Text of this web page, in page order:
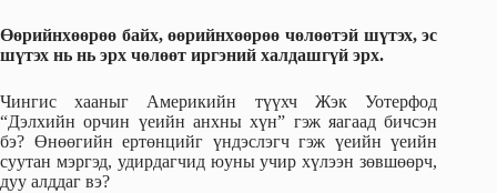
Өөрийнхөөрөө байх, өөрийнхөөрөө чөлөөтэй шүтэх, эс
шүтэх нь нь эрх чөлөөт иргэний халдашгүй эрх.
Чингис хааныг Америкийн түүхч Жэк Уотерфод
“Дэлхийн орчин үеийн анхны хүн” гэж яагаад бичсэн
бэ? Өнөөгийн ертөнцийг үндэслэгч гэж үеийн үеийн
суутан мэргэд, удирдагчид юуны учир хүлээн зөвшөөрч,
дуу алддаг вэ?